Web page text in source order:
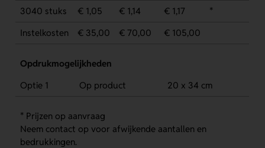
3040 stuks
€ 1,05 € 1,14 € 1,17
*
Instelkosten
€ 35,00 € 70,00 € 105,00
Opdrukmogelijkheden
Optie 1
Op product 20 x 34 cm
* Prijzen op aanvraag
Neem contact op voor afwijkende aantallen en
bedrukkingen.